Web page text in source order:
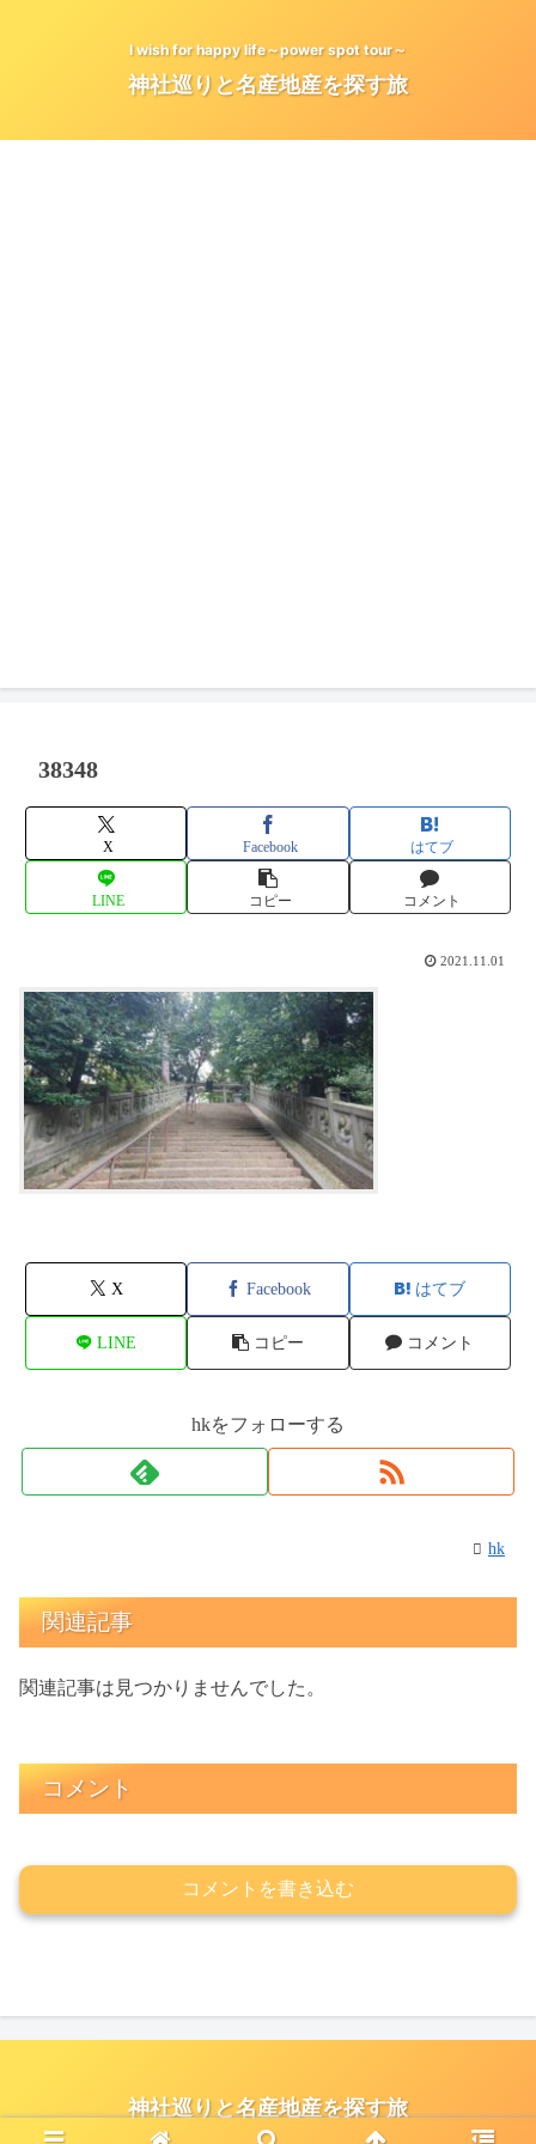
I wish for happy life～power spot tour～
神社巡りと名産地産を探す旅
38348
X Facebook はてブ
LINE コピー コメント
2021.11.01
X Facebook はてブ
LINE コピー コメント
hkをフォローする
hk
関連記事
関連記事は見つかりませんでした。
コメント
コメントを書き込む
神社巡りと名産地産を探す旅